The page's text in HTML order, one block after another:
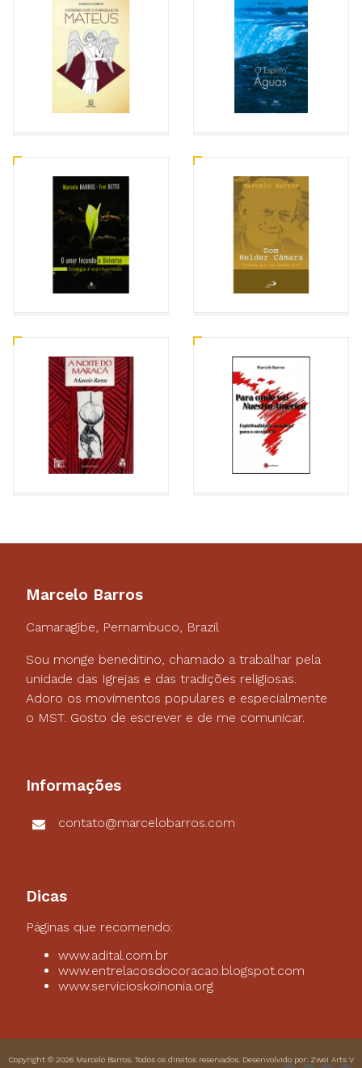
Marcelo Barros
Camaragibe, Pernambuco, Brazil
Sou monge beneditino, chamado a trabalhar pela
unidade das Igrejas e das tradições religiosas.
Adoro os movimentos populares e especialmente
o MST. Gosto de escrever e de me comunicar.
Informações
contato@marcelobarros.com
Dicas
Páginas que recomendo:
www.adital.com.br
www.entrelacosdocoracao.blogspot.com
www.servicioskoinonia.org
Copyright © 2026 Marcelo Barros . Todos os direitos reservados. Desenvolvido por: Zwei Arts V